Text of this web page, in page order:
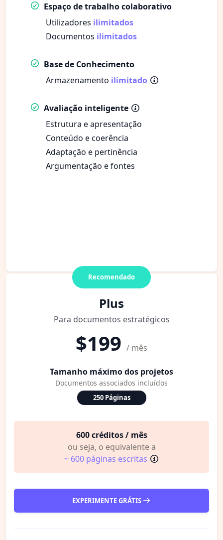
Espaço de trabalho colaborativo
Utilizadores ilimitados
Documentos ilimitados
Base de Conhecimento
Armazenamento ilimitado
Avaliação inteligente
Estrutura e apresentação
Conteúdo e coerência
Adaptação e pertinência
Argumentação e fontes
Recomendado
Plus
Para documentos estratégicos
$199 / mês
Tamanho máximo dos projetos
Documentos associados incluídos
250 Páginas
600 créditos / mês
ou seja, o equivalente a
~ 600 páginas escritas
EXPERIMENTE GRÁTIS